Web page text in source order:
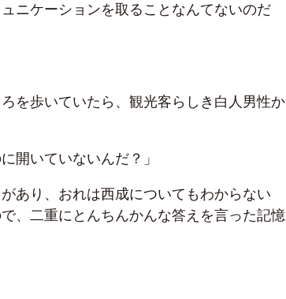
ニケーションを取ることなんてないのだ
を歩いていたら、観光客らしき白人男性か
開いていないんだ？」
あり、おれは西成についてもわからない
、二重にとんちんかんな答えを言った記憶